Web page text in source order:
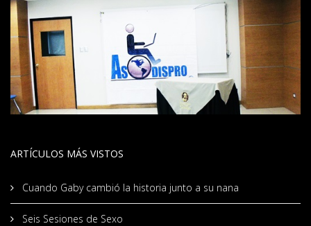
ARTÍCULOS MÁS VISTOS
Cuando Gaby cambió la historia junto a su nana
Seis Sesiones de Sexo